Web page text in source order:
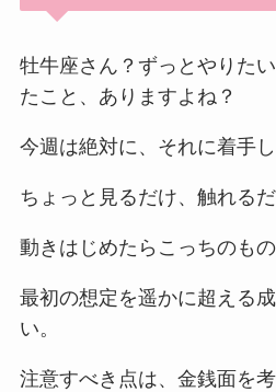
牡牛座さん？ずっとやりた
たこと、ありますよね？
今週は絶対に、それに着手
ちょっと見るだけ、触れる
動きはじめたらこっちのもの
最初の想定を遥かに超える
い。
注意すべき点は、金銭面を